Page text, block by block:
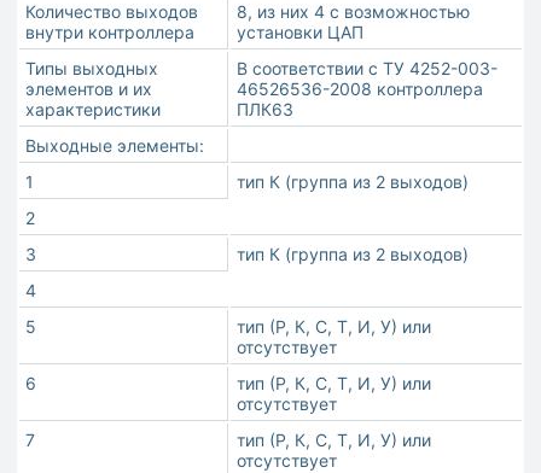
Количество выходов
внутри контроллера
8, из них 4 с возможностью
установки ЦАП
Типы выходных
элементов и их
характеристики
В соответствии с ТУ 4252-003-
46526536-2008 контроллера
ПЛК63
Выходные элементы:
1
тип К (группа из 2 выходов)
2
3
тип К (группа из 2 выходов)
4
5
тип (Р, К, С, Т, И, У) или
отсутствует
6
тип (Р, К, С, Т, И, У) или
отсутствует
7
тип (Р, К, С, Т, И, У) или
отсутствует